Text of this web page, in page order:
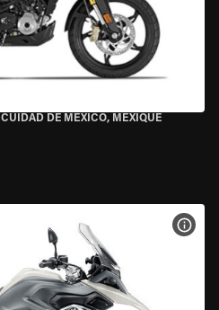
CUIDAD DE MEXICO, MEXIQUE